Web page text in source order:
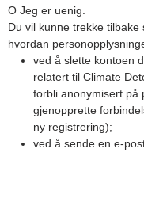
O Jeg er uenig.
Du vil kunne trekke
hvordan
ved å slette kontoen
relatert til Climate
forbli anonymisert på
gjenopprette
ny registrering);
ved å sende en e-